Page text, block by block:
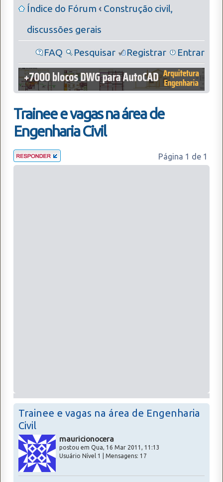
Índice do Fórum ‹ Construção civil,
discussões gerais
FAQ Pesquisar Registrar Entrar
Trainee e vagas na área de
Engenharia Civil
Página 1 de 1
Trainee e vagas na área de Engenharia
Civil
mauricionocera
postou em Qua, 16 Mar 2011, 11:13
Usuário Nível 1 | Mensagens: 17